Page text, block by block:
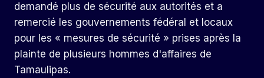
demandé plus de sécurité aux autorités et a
remercié les gouvernements fédéral et locaux
pour les « mesures de sécurité » prises après la
plainte de plusieurs hommes d'affaires de
Tamaulipas.